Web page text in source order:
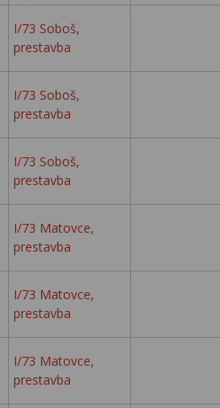
I/73 Soboš,
prestavba
I/73 Soboš,
prestavba
I/73 Soboš,
prestavba
I/73 Matovce,
prestavba
I/73 Matovce,
prestavba
I/73 Matovce,
prestavba